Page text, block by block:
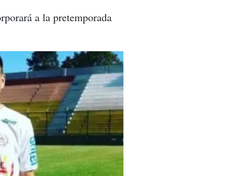
a la pretemporada